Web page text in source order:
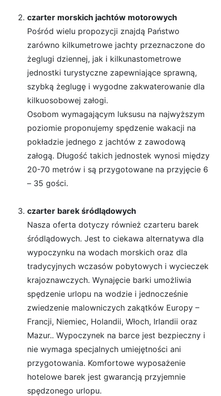
czarter morskich jachtów motorowych
Pośród wielu propozycji znajdą Państwo
zarówno kilkumetrowe jachty przeznaczone do
żeglugi dziennej, jak i kilkunastometrowe
jednostki turystyczne zapewniające sprawną,
szybką żeglugę i wygodne zakwaterowanie dla
kilkuosobowej załogi.
Osobom wymagającym luksusu na najwyższym
poziomie proponujemy spędzenie wakacji na
pokładzie jednego z jachtów z zawodową
załogą. Długość takich jednostek wynosi między
20-70 metrów i są przygotowane na przyjęcie 6
– 35 gości.
czarter barek śródlądowych
Nasza oferta dotyczy również czarteru barek
śródlądowych. Jest to ciekawa alternatywa dla
wypoczynku na wodach morskich oraz dla
tradycyjnych wczasów pobytowych i wycieczek
krajoznawczych. Wynajęcie barki umożliwia
spędzenie urlopu na wodzie i jednocześnie
zwiedzenie malowniczych zakątków Europy –
Francji, Niemiec, Holandii, Włoch, Irlandii oraz
Mazur.. Wypoczynek na barce jest bezpieczny i
nie wymaga specjalnych umiejętności ani
przygotowania. Komfortowe wyposażenie
hotelowe barek jest gwarancją przyjemnie
spędzonego urlopu.